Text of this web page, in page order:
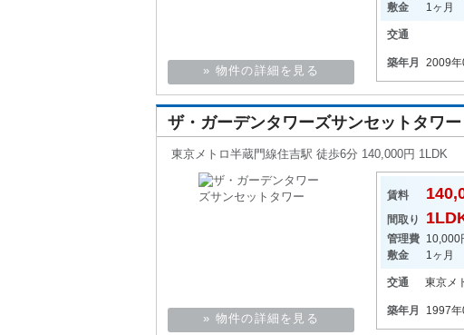
» 物件の詳細を見る
敷金
1ヶ月
交通
築年月 2009年
ザ・ガーデンタワーズサンセットタワー
東京メトロ半蔵門線住吉駅 徒歩6分 140,000円 1LDK
» 物件の詳細を見る
賃料
間取り
管理費 10,000
敷金
1ヶ月
交通 東京メ
築年月 1997年